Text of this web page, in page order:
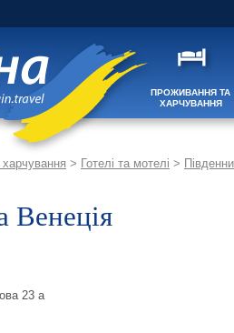
ПРОЖИВАННЯ ТА
ХАРЧУВАННЯ
> Готелі та мотелі >
Венеція
23 а